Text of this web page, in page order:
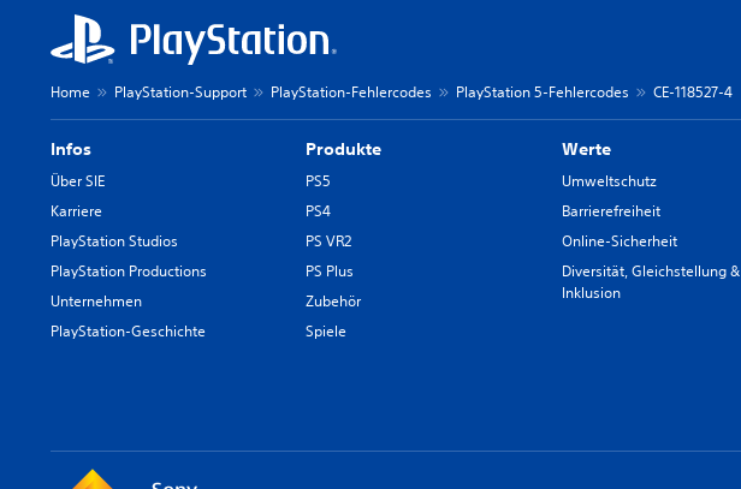
Home PlayStation-Support PlayStation-Fehlercodes PlayStation 5-Fehlercodes CE-118527-4
Infos
Über SIE
Karriere
PlayStation Studios
PlayStation Productions
Unternehmen
PlayStation-Geschichte
Produkte
PS5
PS4
PS VR2
PS Plus
Zubehör
Spiele
Werte
Umweltschutz
Barrierefreiheit
Online-Sicherheit
Diversität, Gleichstellung &
Inklusion